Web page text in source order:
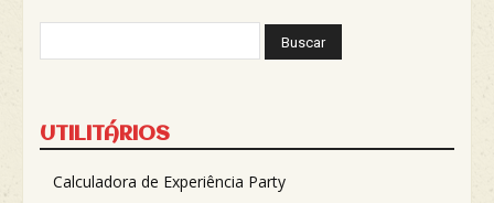
UTILITÁRIOS
Calculadora de Experiência Party